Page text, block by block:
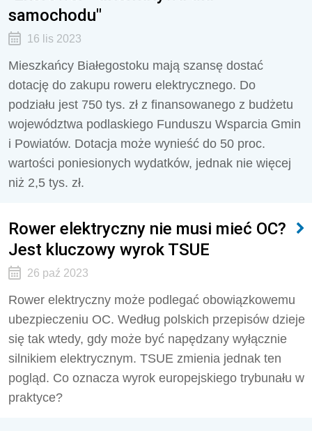
samochodu"
16 lis 2023
Mieszkańcy Białegostoku mają szansę dostać
dotację do zakupu roweru elektrycznego. Do
podziału jest 750 tys. zł z finansowanego z budżetu
województwa podlaskiego Funduszu Wsparcia Gmin
i Powiatów. Dotacja może wynieść do 50 proc.
wartości poniesionych wydatków, jednak nie więcej
niż 2,5 tys. zł.
Rower elektryczny nie musi mieć OC?
Jest kluczowy wyrok TSUE
26 paź 2023
Rower elektryczny może podlegać obowiązkowemu
ubezpieczeniu OC. Według polskich przepisów dzieje
się tak wtedy, gdy może być napędzany wyłącznie
silnikiem elektrycznym. TSUE zmienia jednak ten
pogląd. Co oznacza wyrok europejskiego trybunału w
praktyce?